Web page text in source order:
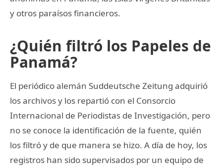
y otros paraísos financieros.
¿Quién filtró los Papeles de
Panamá?
El periódico alemán Suddeutsche Zeitung adquirió
los archivos y los repartió con el Consorcio
Internacional de Periodistas de Investigación, pero
no se conoce la identificación de la fuente, quién
los filtró y de que manera se hizo. A día de hoy, los
registros han sido supervisados por un equipo de